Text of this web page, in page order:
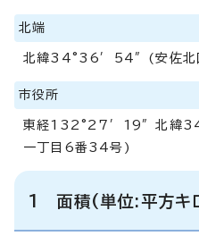
北端
北緯34°36′54″(安佐北
市役所
東経132°27′19″北緯
一丁目6番34号)
1 面積(単位:平方キ